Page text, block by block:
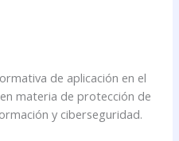
de aplicación en el
en materia de protección de
y ciberseguridad.